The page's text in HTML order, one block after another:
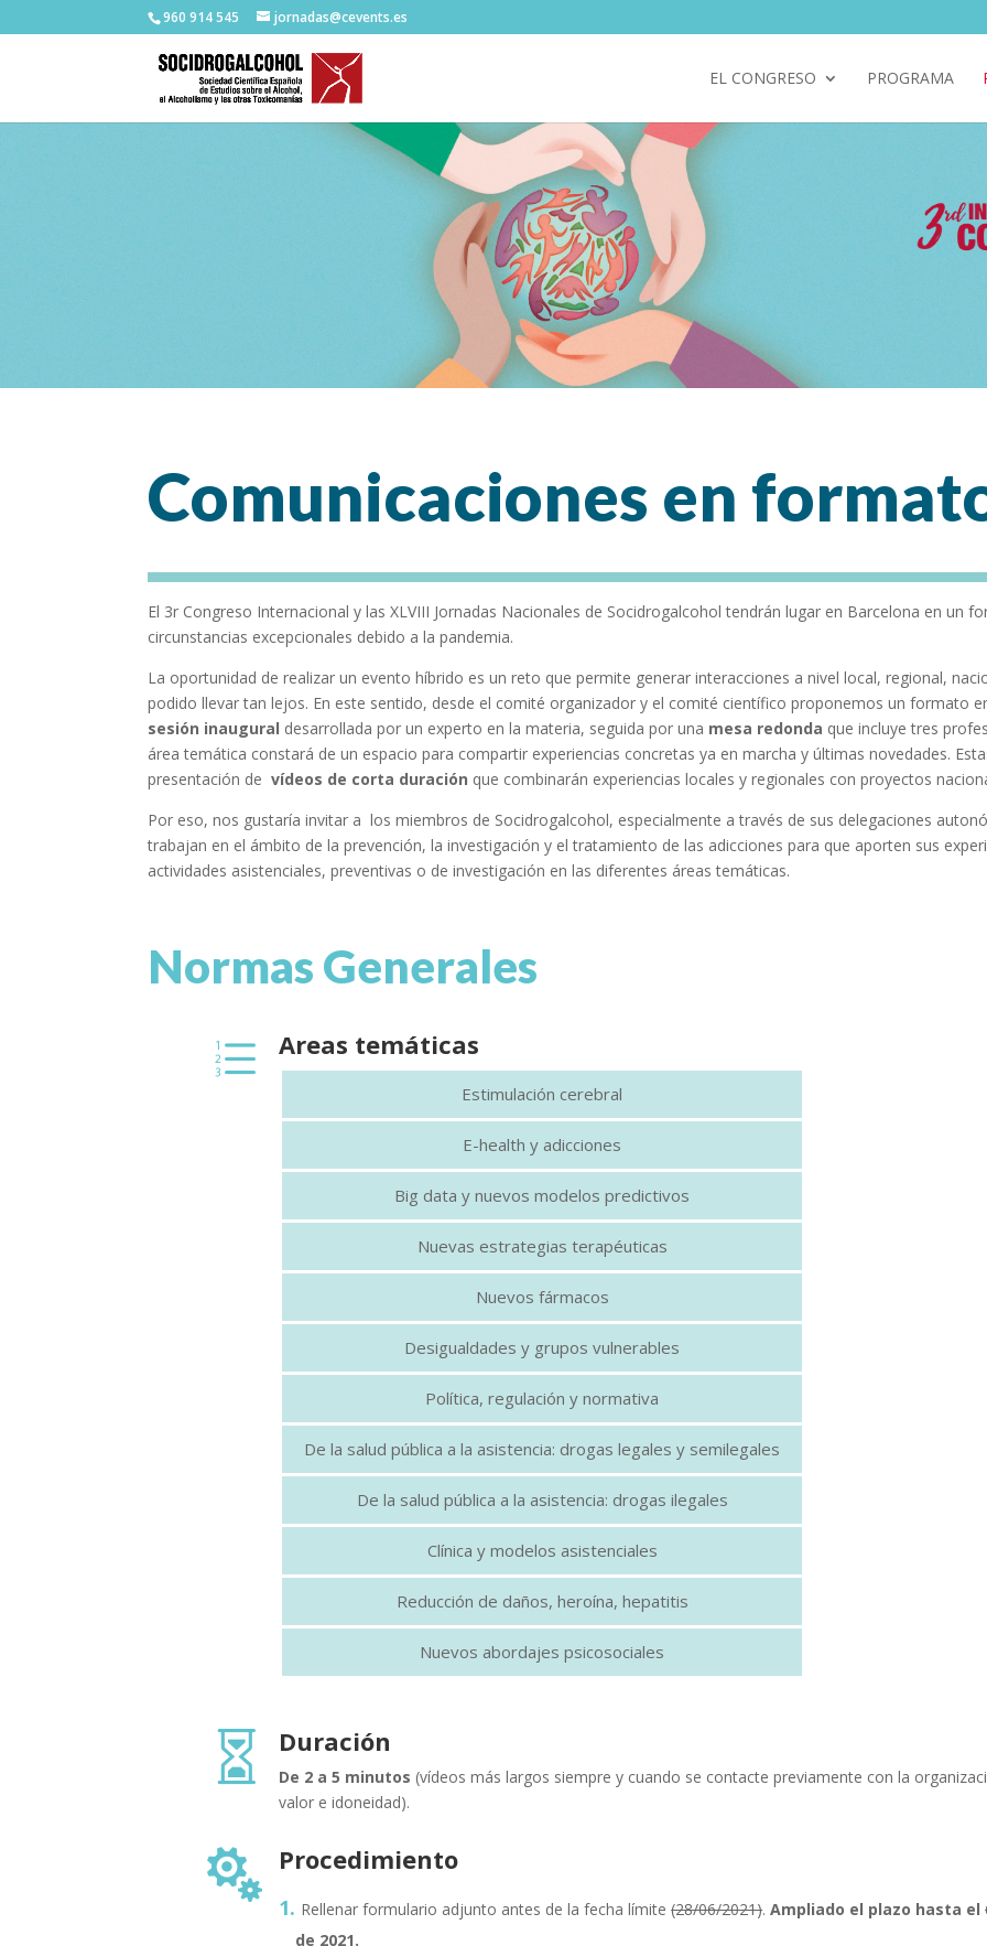
960 914 545 jornadas@cevents.es
EL CONGRESO PROGRAMA
Comunicaciones en
El 3r Congreso Internacional y las XLVIII Jornadas Nacionales de Socidrogalcohol tendrán lugar en Barcelona en un
circunstancias excepcionales debido a la pandemia.
La oportunidad de realizar un evento híbrido es un reto que permite generar interacciones a nivel local, regional,
podido llevar tan lejos. En este sentido, desde el comité organizador y el comité científico proponemos un formato
sesión inaugural desarrollada por un experto en la materia, seguida por una mesa redonda que incluye tres
área temática constará de un espacio para compartir experiencias concretas ya en marcha y últimas novedades.
presentación devídeos de corta duración que combinarán experiencias locales y regionales con proyectos
Por eso, nos gustaría invitar a los miembros de Socidrogalcohol, especialmente a través de sus delegaciones
trabajan en el ámbito de la prevención, la investigación y el tratamiento de las adicciones para que aporten sus
actividades asistenciales, preventivas o de investigación en las diferentes áreas temáticas.
Normas Generales
e
Areas temáticas
Estimulación cerebral
E-health y adicciones
Big data y nuevos modelos predictivos
Nuevas estrategias terapéuticas
Nuevos fármacos
Desigualdades y grupos vulnerables
Política, regulación y normativa
De la salud pública a la asistencia: drogas legales y semilegales
De la salud pública a la asistencia: drogas ilegales
Clínica y modelos asistenciales
Reducción de daños, heroína, hepatitis
Nuevos abordajes psicosociales
 Duración
De 2 a 5 minutos (vídeos más largos siempre y cuando se contacte previamente con la
valor e idoneidad).
 Procedimiento
Rellenar formulario adjunto antes de la fecha límite(28/06/2021).Ampliado el plazo hasta el
de 2021.